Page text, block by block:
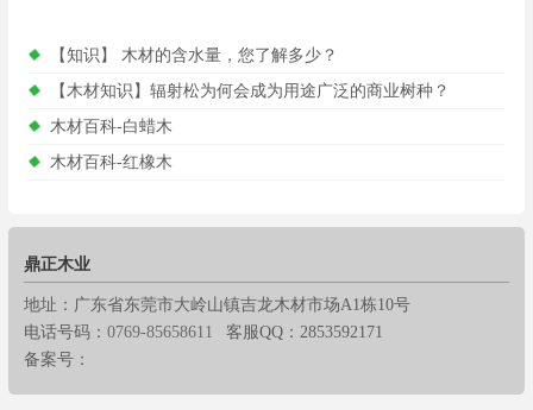
【知识】 木材的含水量，您了解多少？
【木材知识】辐射松为何会成为用途广泛的商业树种？
木材百科-白蜡木
木材百科-红橡木
鼎正木业
地址：广东省东莞市大岭山镇吉龙木材市场A1栋10号
电话号码： 0769-85658611
客服QQ：2853592171
备案号：